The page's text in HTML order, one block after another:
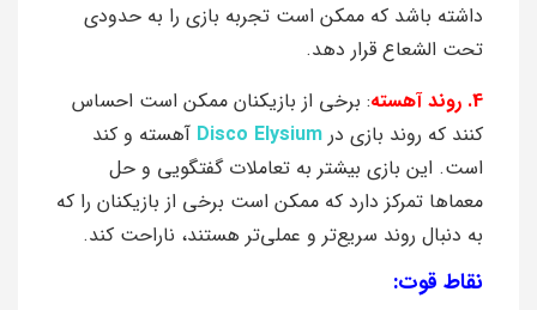
داشته باشد که ممکن است تجربه بازی را به حدودی
تحت الشعاع قرار دهد.
4. روند آهسته
: برخی از بازیکنان ممکن است احساس
کنند که روند بازی در Disco Elysium آهسته و کند
است. این بازی بیشتر به تعاملات گفتگویی و حل
معماها تمرکز دارد که ممکن است برخی از بازیکنان را که
به دنبال روند سریع‌تر و عملی‌تر هستند، ناراحت کند.
نقاط قوت: